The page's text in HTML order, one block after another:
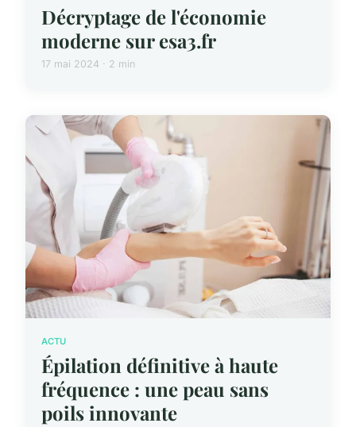
Décryptage de l'économie
moderne sur esa3.fr
17 mai 2024 · 2 min
ACTU
Épilation définitive à haute
fréquence : une peau sans
poils innovante